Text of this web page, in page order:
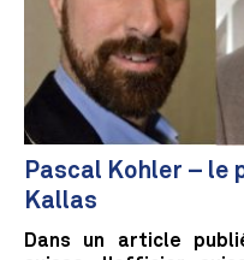
Pascal Kohler – le
Kallas
Dans un article